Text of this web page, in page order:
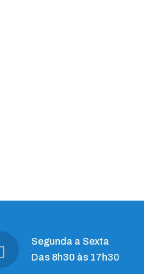
Segunda a Sexta
Das 8h30 às 17h30